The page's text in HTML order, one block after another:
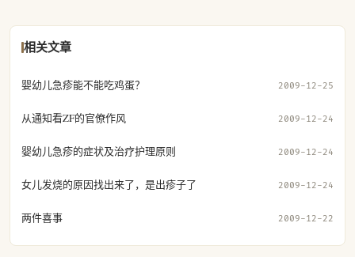
相关文章
婴幼儿急疹能不能吃鸡蛋？ 2009-12-25
从通知看ZF的官僚作风 2009-12-24
婴幼儿急疹的症状及治疗护理原则 2009-12-24
女儿发烧的原因找出来了，是出疹子了 2009-12-24
两件喜事 2009-12-22